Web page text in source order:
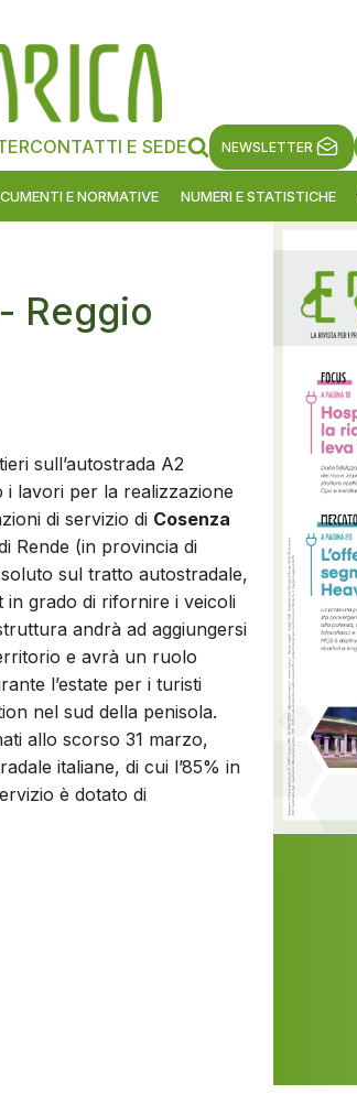
CONTATTI E SEDE NEWSLETTER
E NORMATIVE NUMERI E STATISTICHE
Reggio
sull’autostrada A2
i lavori per la realizzazione
di servizio di Cosenza
Rende (in provincia di
sul tratto autostradale,
grado di rifornire i veicoli
andrà ad aggiungersi
e avrà un ruolo
l’estate per i turisti
nel sud della penisola.
allo scorso 31 marzo,
italiane, di cui l’85% in
è dotato di